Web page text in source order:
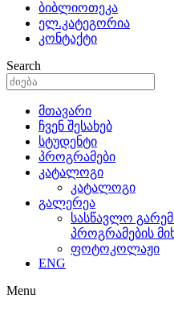
ბიბლიოთეკა
ელ.კატეგორია
კონტაქტი
Search
მთავარი
ჩვენ შესახებ
სტუდენტი
პროგრამები
კატალოგი
კატალოგი
გალერეა
სასწავლო
პროგრამების
ფოტოკოლაჟი
ENG
Menu